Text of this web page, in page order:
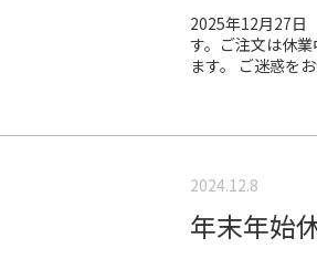
2025年12月27日
す。ご注文は休
ます。 ご迷惑を
2024.12.8
年末年始